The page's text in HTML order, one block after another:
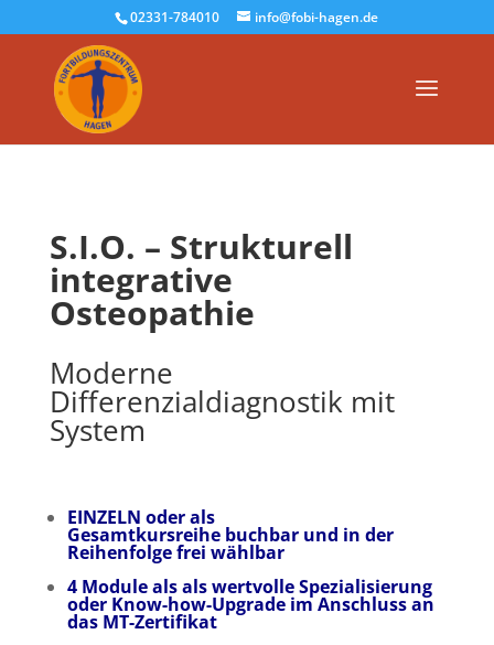
02331-784010 info@fobi-hagen.de
S.I.O. – Strukturell
integrative
Osteopathie
Moderne
Differenzialdiagnostik mit
System
EINZELN oder als
Gesamtkursreihe buchbar und in der
Reihenfolge frei wählbar
4 Module alsals wertvolle Spezialisierung
oder Know-how-Upgrade im Anschluss an
das MT-Zertifikat